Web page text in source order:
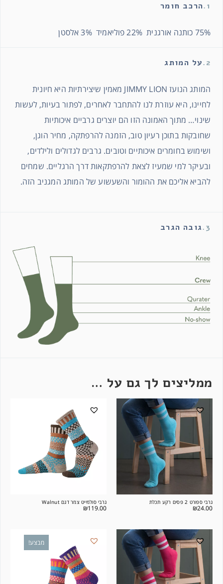
1. הרכב חומר
75% כותנה אורגנית 22% פוליאמיד 3% אלסטן
2. על המותג
המותג הנועז JIMMY LION מאמין שיצירתיות היא חיונית
לחיינו, היא עוזרת לנו להתחבר לאחרים, לפתור בעיות, לעשות
שינוי… מתוך האמונה הזו הם יוצרים גרביים איכותיות
שחובקות בתוכן רעיון טוב, הזמנה להרפתקה, מחיר הוגן,
ושימוש בחומרים איכותיים וטובים. גרבים לגדולים ולילדים,
ובעיקר למי שמעיז לצאת להרפתקאות דרך הרגליים. שמחים
להביא אליכם את ההומור והשעשוע של המותג המגניב הזה.
3. גובה הגרב
ממליצים לך גם על …
גרבי ספורט 2 פסים רקע תכלת
₪24.00
גרבי סולמייט צמר דגם Walnut
₪119.00
מבצע!